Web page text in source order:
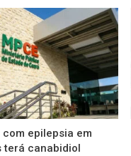
com epilepsia em
terá canabidiol